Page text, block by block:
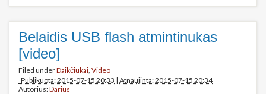
Belaidis USB flash atmintinukas
[video]
Filed underDaikčiukai Video
Publikuota: 2015-07-15 20:33 | Atnaujinta: 2015-07-15 20:34
Autorius:Darius